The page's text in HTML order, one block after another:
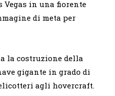
Vegas in una fiorente
di meta per
la costruzione della
gigante in grado di
agli hovercraft.